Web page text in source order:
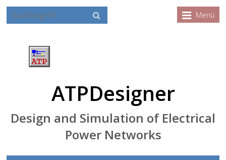
Menü
ATPDesigner
Design and Simulation of Electrical
Power Networks